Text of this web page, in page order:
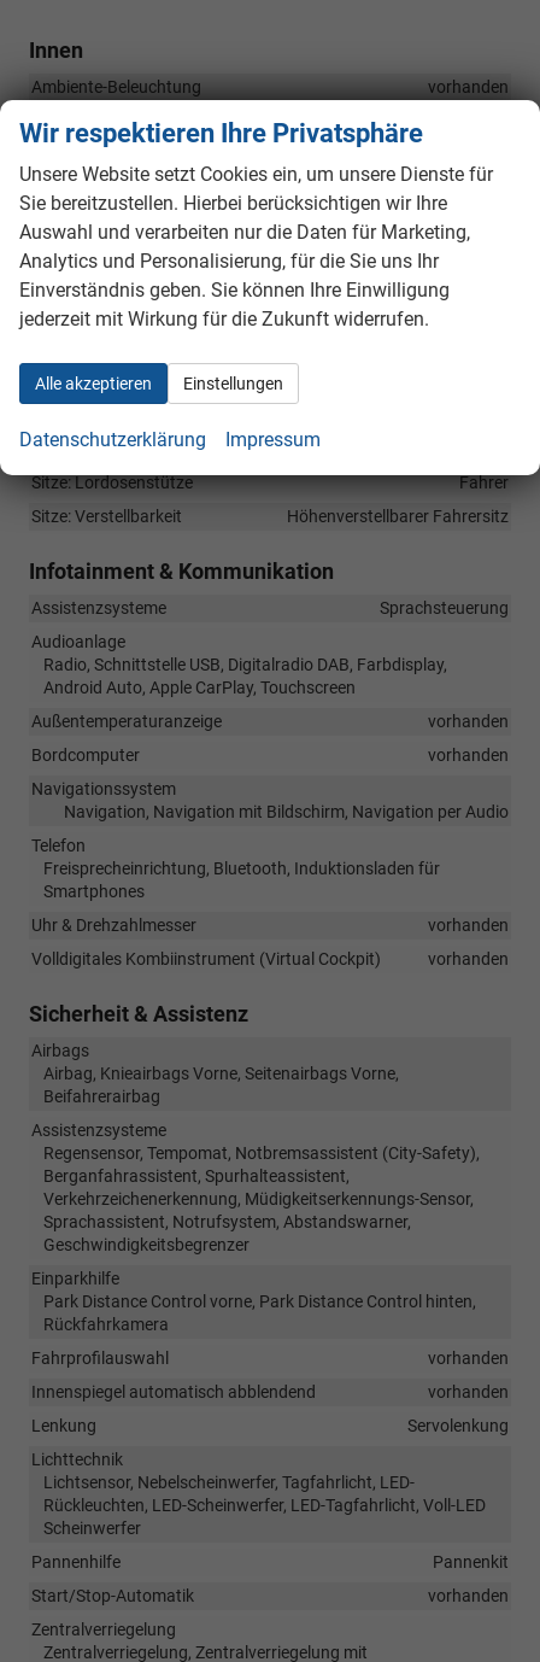
Innen
Ambiente-Beleuchtung
vorhanden
Armlehnen
Fensterheber
Gepäckraumabtrennung
vorhanden
Innenraumfilter
vorhanden
Klimatisierung
Klimaautomatik, 2-Zonen-Klimaautomatik
Laderaumabdeckung
vorhanden
Lenkrad
Sportausführung, mit Lenkradheizung
Sitze
Sitzheizung, Sitzheizung hinten, Sportsitze
Sitze: Lordosenstütze
Fahrer
Sitze: Verstellbarkeit
Höhenverstellbarer Fahrersitz
Infotainment & Kommunikation
Assistenzsysteme
Sprachsteuerung
Audioanlage
Radio, Schnittstelle USB, Digitalradio DAB, Farbdisplay,
Android Auto, Apple CarPlay, Touchscreen
Außentemperaturanzeige
vorhanden
Bordcomputer
vorhanden
Navigationssystem
Navigation, Navigation mit Bildschirm, Navigation per Audio
Telefon
Freisprecheinrichtung, Bluetooth, Induktionsladen für
Smartphones
Uhr & Drehzahlmesser
vorhanden
Volldigitales Kombiinstrument (Virtual Cockpit)
vorhanden
Sicherheit & Assistenz
Airbags
Airbag, Knieairbags Vorne, Seitenairbags Vorne,
Beifahrerairbag
Assistenzsysteme
Regensensor, Tempomat, Notbremsassistent (City-Safety),
Berganfahrassistent, Spurhalteassistent,
Verkehrzeichenerkennung, Müdigkeitserkennungs-Sensor,
Sprachassistent, Notrufsystem, Abstandswarner,
Geschwindigkeitsbegrenzer
Einparkhilfe
Park Distance Control vorne, Park Distance Control hinten,
Rückfahrkamera
Fahrprofilauswahl
vorhanden
Innenspiegel automatisch abblendend
vorhanden
Lenkung
Servolenkung
Lichttechnik
Lichtsensor, Nebelscheinwerfer, Tagfahrlicht, LED-
Rückleuchten, LED-Scheinwerfer, LED-Tagfahrlicht, Voll-LED
Scheinwerfer
Pannenhilfe
Pannenkit
Start/Stop-Automatik
vorhanden
Zentralverriegelung
Zentralverriegelung, Zentralverriegelung mit
Wir respektieren Ihre Privatsphäre
Unsere Website setzt Cookies ein, um unsere Dienste für
Sie bereitzustellen. Hierbei berücksichtigen wir Ihre
Auswahl und verarbeiten nur die Daten für Marketing,
Analytics und Personalisierung, für die Sie uns Ihr
Einverständnis geben. Sie können Ihre Einwilligung
jederzeit mit Wirkung für die Zukunft widerrufen.
Alle akzeptieren Einstellungen
Datenschutzerklärung Impressum